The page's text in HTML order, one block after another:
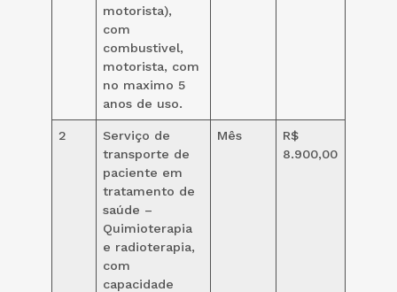
motorista),
com
combustivel,
motorista, com
no maximo 5
anos de uso.
2
Serviço de
transporte de
paciente em
tratamento de
saúde –
Quimioterapia
e radioterapia,
com
capacidade
Mês
R$
8.900,00